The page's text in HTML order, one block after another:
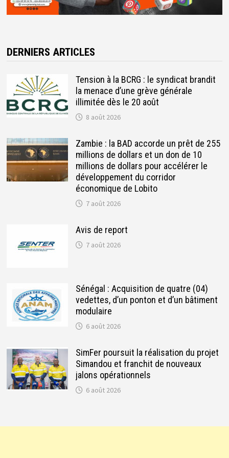
DERNIERS ARTICLES
Tension à la BCRG : le syndicat brandit
la menace d’une grève générale
illimitée dès le 20 août
8 août 2026
Zambie : la BAD accorde un prêt de 255
millions de dollars et un don de 10
millions de dollars pour accélérer le
développement du corridor
économique de Lobito
7 août 2026
Avis de report
7 août 2026
Sénégal : Acquisition de quatre (04)
vedettes, d’un ponton et d’un bâtiment
modulaire
6 août 2026
SimFer poursuit la réalisation du projet
Simandou et franchit de nouveaux
jalons opérationnels
6 août 2026